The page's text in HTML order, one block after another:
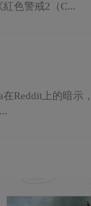
色警戒2（C...
Reddit上的暗示